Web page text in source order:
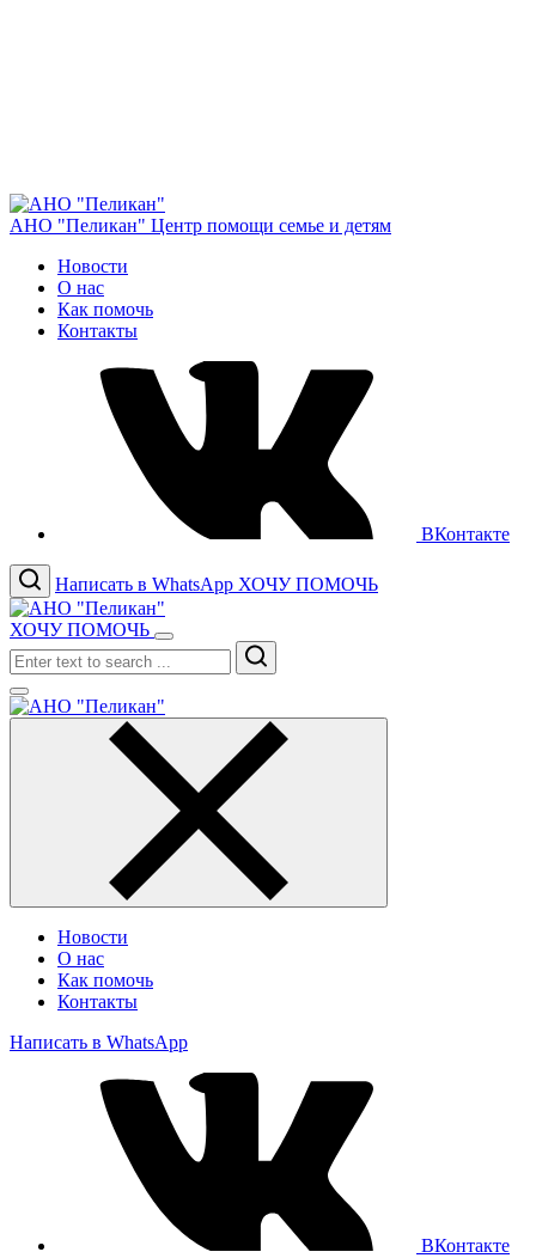
АНО "Пеликан" Центр помощи семье и детям
Новости
О нас
Как помочь
Контакты
ВКонтакте
Написать в WhatsApp ХОЧУ ПОМОЧЬ
ХОЧУ ПОМОЧЬ
Search
Новости
О нас
Как помочь
Контакты
Написать в WhatsApp
ВКонтакте